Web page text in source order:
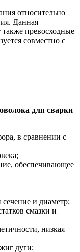
относительно
Данная
также превосходные
совместно с
для сварки
в сравнении с
обеспечивающее
и диаметр;
смазки и
низкая
дуги;